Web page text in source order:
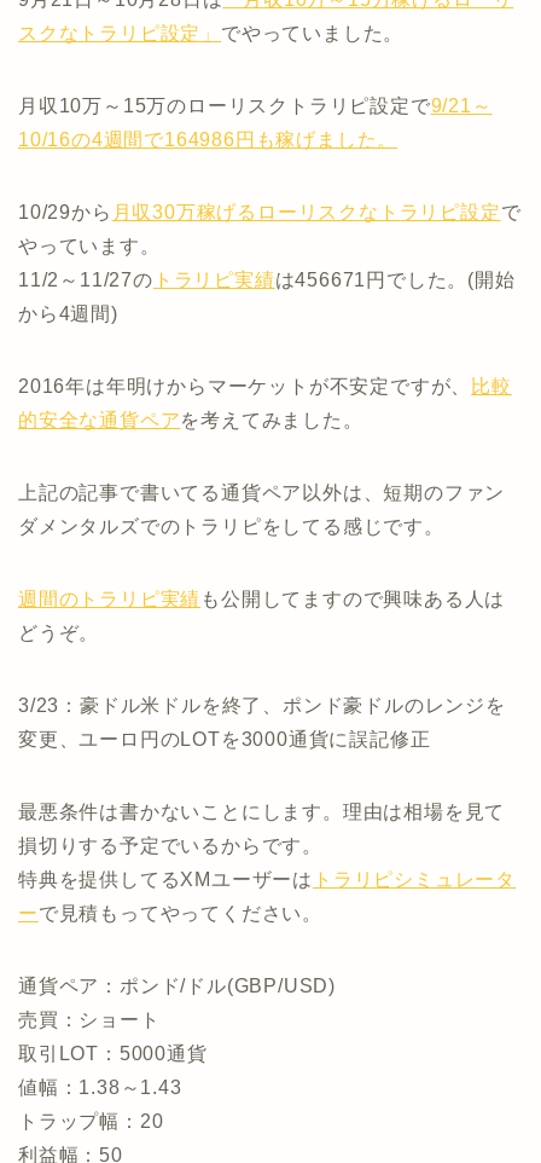
スクなトラリピ設定」 でやっていました。
月収10万～15万のローリスクトラリピ設定で9/21～
10/16の4週間で164986円も稼げました。
10/29から 月収30万稼げるローリスクなトラリピ設定で
やっています。
11/2～11/27の トラリピ実績は456671円でした。(開始
から4週間)
2016年は年明けからマーケットが不安定ですが、
比較
的安全な通貨ペアを考えてみました。
上記の記事で書いてる通貨ペア以外は、短期のファン
ダメンタルズでのトラリピをしてる感じです。
週間のトラリピ実績 も公開してますので興味ある人は
どうぞ。
3/23：豪ドル米ドルを終了、ポンド豪ドルのレンジを
変更、ユーロ円のLOTを3000通貨に誤記修正
最悪条件は書かないことにします。理由は相場を見て
損切りする予定でいるからです。
特典を提供してるXMユーザーは トラリピシミュレータ
ーで見積もってやってください。
通貨ペア：ポンド/ドル(GBP/USD)
売買：ショート
取引LOT：5000通貨
値幅：1.38～1.43
トラップ幅：20
利益幅：50